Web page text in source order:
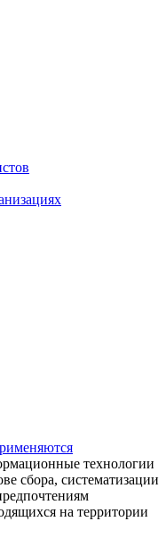
технологии
сбора, систематизации
на территории